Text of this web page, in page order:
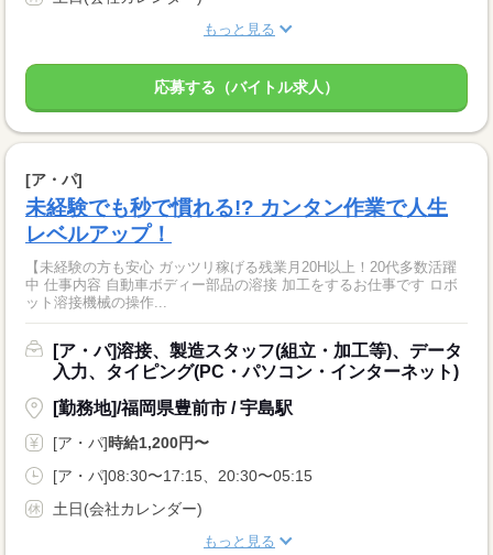
もっと見る
応募する（バイトル求人）
[ア・パ]
未経験でも秒で慣れる!? カンタン作業で人生
レベルアップ！
【未経験の方も安心 ガッツリ稼げる残業月20H以上！20代多数活躍
中 仕事内容 自動車ボディー部品の溶接 加工をするお仕事です ロボ
ット溶接機械の操作...
[ア・パ]溶接、製造スタッフ(組立・加工等)、データ
入力、タイピング(PC・パソコン・インターネット)
[勤務地]/福岡県豊前市 / 宇島駅
[ア・パ]時給1,200円〜
[ア・パ]08:30〜17:15、20:30〜05:15
土日(会社カレンダー)
もっと見る